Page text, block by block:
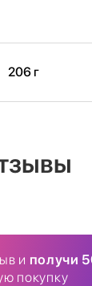
206 г
и получи
покупку